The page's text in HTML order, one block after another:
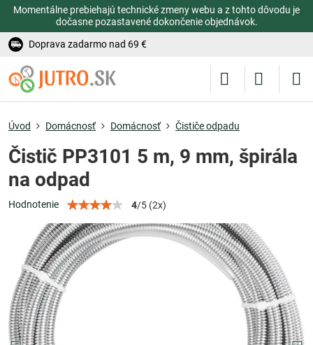
Momentálne prebiehajú technické zmeny webu a z tohto dôvodu je
dočasne pozastavené dokončenie objednávok.
Doprava zadarmo nad 69 €
Úvod Domácnosť Domácnosť Čističe odpadu
Čistič PP3101 5 m, 9 mm, špirála
na odpad
Hodnotenie 4/5 (2x)